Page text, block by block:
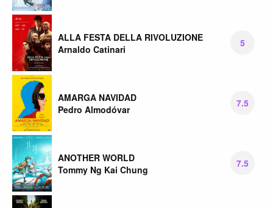
ALLA FESTA DELLA RIVOLUZIONE
Arnaldo Catinari
5
AMARGA NAVIDAD
Pedro Almodóvar
7.5
ANOTHER WORLD
Tommy Ng Kai Chung
7.5